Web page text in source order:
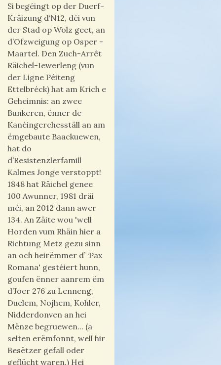
Si begéingt op der Duerf-
Kräizung d‘N12, déi vun
der Stad op Wolz geet, an
d’Ofzweigung op Osper -
Maartel. Den Zuch-Arrêt
Räichel-Iewerleng (vun
der Ligne Péiteng
Ettelbréck) hat am Krich e
Geheimnis: an zwee
Bunkeren, ënner de
Kanéingerchesställ an am
ëmgebaute Baackuewen,
hat do
d’Resistenzlerfamill
Kalmes Jonge verstoppt!
1848 hat Räichel genee
100 Awunner, 1981 dräi
méi, an 2012 dann awer
134. An Zäite wou 'well
Horden vum Rhäin hier a
Richtung Metz gezu sinn
an och heirëmmer d’ ‘Pax
Romana' gestéiert hunn,
goufen ënner aanrem ëm
d’Joer 276 zu Lenneng,
Duelem, Nojhem, Kohler,
Nidderdonven an hei
Mënze begruewen... (a
selten erëmfonnt, well hir
Besëtzer gefall oder
geflücht waren.) Hei